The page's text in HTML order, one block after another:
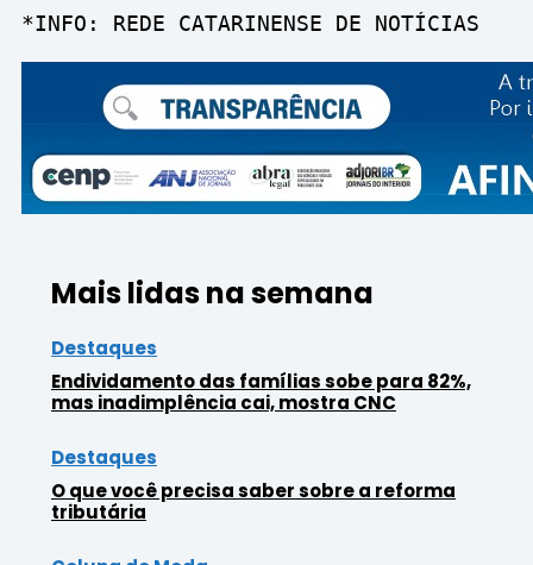
*INFO: REDE CATARINENSE DE NOTÍCIAS
Mais lidas na semana
Destaques
Endividamento das famílias sobe para 82%,
mas inadimplência cai, mostra CNC
Destaques
O que você precisa saber sobre a reforma
tributária